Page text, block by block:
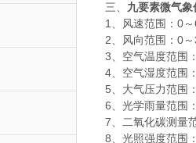
三、 九要素微气
1、风速范围：0
2、风向范围：0
3、空气温度范
4、空气湿度范围
5、大气压力范围
6、光学雨量范围
7、二氧化碳测量
8、光照强度范围